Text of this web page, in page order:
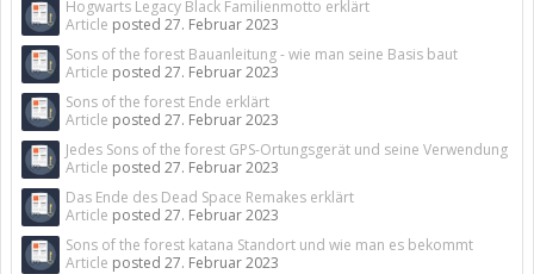
Hogwarts Legacy Black Familienmotto erklärt
Article posted 27. Februar 2023
Sons of the forest Bauanleitung - wie man seine Basis baut
Article posted 27. Februar 2023
Sons of the forest Ende erklärt
Article posted 27. Februar 2023
Jedes Sons of the forest GPS-Ortungsgerät und seine Verwendung
Article posted 27. Februar 2023
Das Ende des Dead Space Remakes erklärt
Article posted 27. Februar 2023
Sons of the forest katana Standort und wie man es bekommt
Article posted 27. Februar 2023